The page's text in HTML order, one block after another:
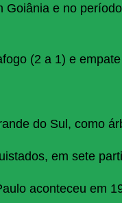
Goiânia e no
(2 a 1) e
do Sul, como
em sete
aconteceu em